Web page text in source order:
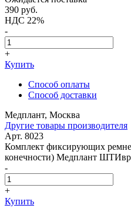
390 руб.
НДС 22%
-
+
Купить
Способ оплаты
Способ доставки
Медплант, Москва
Другие товары производителя
Арт. 8023
Комплект фиксирующих
конечности) Медплант
-
+
Купить